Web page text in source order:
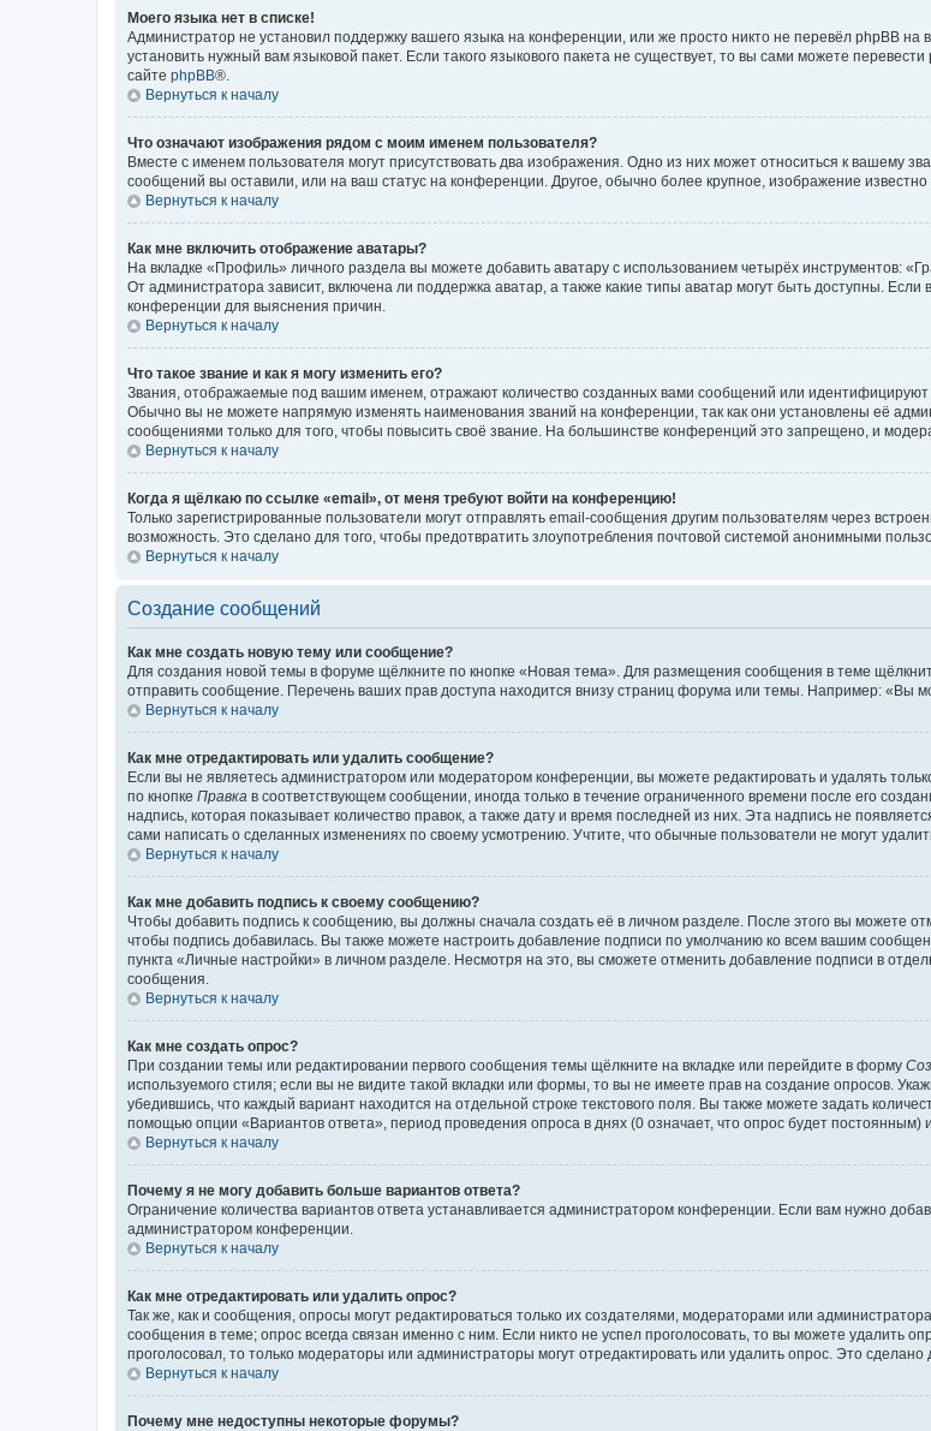
Моего языка нет в списке!
Администратор не установил поддержку вашего языка на конференции, или же просто никто не перевёл phpBB
установить нужный вам языковой пакет. Если такого языкового пакета не существует, то вы сами можете
сайте phpBB®.
Вернуться к началу
Что означают изображения рядом с моим именем пользователя?
Вместе с именем пользователя могут присутствовать два изображения. Одно из них может относиться к вашему
сообщений вы оставили, или на ваш статус на конференции. Другое, обычно более крупное, изображение известно
Вернуться к началу
Как мне включить отображение аватары?
На вкладке «Профиль» личного раздела вы можете добавить аватару с использованием четырёх инструментов:
От администратора зависит, включена ли поддержка аватар, а также какие типы аватар могут быть доступны.
конференции для выяснения причин.
Вернуться к началу
Что такое звание и как я могу изменить его?
Звания, отображаемые под вашим именем, отражают количество созданных вами сообщений или
Обычно вы не можете напрямую изменять наименования званий на конференции, так как они установлены её
сообщениями только для того, чтобы повысить своё звание. На большинстве конференций это запрещено, и
Вернуться к началу
Когда я щёлкаю по ссылке «email», от меня требуют войти на конференцию!
Только зарегистрированные пользователи могут отправлять email-сообщения другим пользователям через
возможность. Это сделано для того, чтобы предотвратить злоупотребления почтовой системой анонимными
Вернуться к началу
Создание сообщений
Как мне создать новую тему или сообщение?
Для создания новой темы в форуме щёлкните по кнопке «Новая тема». Для размещения сообщения в теме
отправить сообщение. Перечень ваших прав доступа находится внизу страниц форума или темы. Например: «Вы
Вернуться к началу
Как мне отредактировать или удалить сообщение?
Если вы не являетесь администратором или модератором конференции, вы можете редактировать и удалять
по кнопке Правка в соответствующем сообщении, иногда только в течение ограниченного времени после его
надпись, которая показывает количество правок, а также дату и время последней из них. Эта надпись не
сами написать о сделанных изменениях по своему усмотрению. Учтите, что обычные пользователи не могут
Вернуться к началу
Как мне добавить подпись к своему сообщению?
Чтобы добавить подпись к сообщению, вы должны сначала создать её в личном разделе. После этого вы можете
чтобы подпись добавилась. Вы также можете настроить добавление подписи по умолчанию ко всем вашим
пункта «Личные настройки» в личном разделе. Несмотря на это, вы сможете отменить добавление подписи в
сообщения.
Вернуться к началу
Как мне создать опрос?
При создании темы или редактировании первого сообщения темы щёлкните на вкладке или перейдите в форму
используемого стиля; если вы не видите такой вкладки или формы, то вы не имеете прав на создание опросов.
убедившись, что каждый вариант находится на отдельной строке текстового поля. Вы также можете задать
помощью опции «Вариантов ответа», период проведения опроса в днях (0 означает, что опрос будет постоянным)
Вернуться к началу
Почему я не могу добавить больше вариантов ответа?
Ограничение количества вариантов ответа устанавливается администратором конференции. Если вам нужно
администратором конференции.
Вернуться к началу
Как мне отредактировать или удалить опрос?
Так же, как и сообщения, опросы могут редактироваться только их создателями, модераторами или
сообщения в теме; опрос всегда связан именно с ним. Если никто не успел проголосовать, то вы можете удалить
проголосовал, то только модераторы или администраторы могут отредактировать или удалить опрос. Это
Вернуться к началу
Почему мне недоступны некоторые форумы?